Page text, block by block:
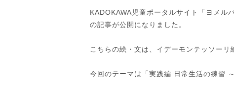
KADOKAWA児童ポータルサイト「ヨメル
の記事が公開になりました。
こちらの絵・文は、イデーモンテッソーリ
今回のテーマは「実践編 日常生活の練習